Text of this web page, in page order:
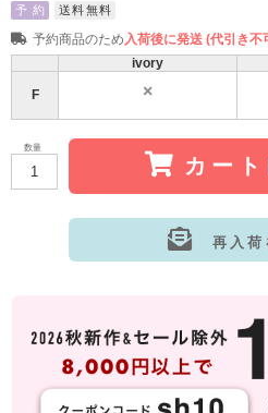
予 約 送料無料
予約商品のため入荷後に発送 (代引き不
ivory
F
数量
カー
再入荷